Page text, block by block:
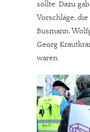
sollte. Dazu
Vorschläge,
Busmann,
Georg
waren.